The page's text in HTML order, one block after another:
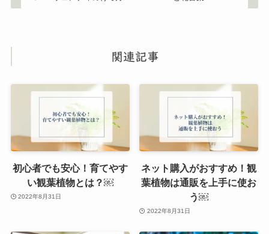
関連記事
初心者でも安心！育てやす
い観葉植物とは？￼
2022年8月31日
ネット購入がおすすめ！観
葉植物は通販を上手に使お
う￼
2022年8月31日